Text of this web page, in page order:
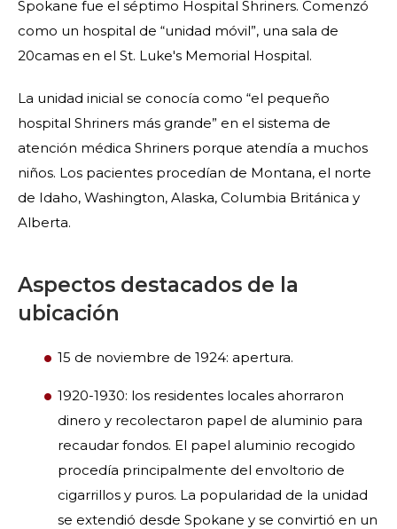
Spokane fue el séptimo Hospital Shriners. Comenzó
como un hospital de “unidad móvil”, una sala de
20camas en el St. Luke's Memorial Hospital.
La unidad inicial se conocía como “el pequeño
hospital Shriners más grande” en el sistema de
atención médica Shriners porque atendía a muchos
niños. Los pacientes procedían de Montana, el norte
de Idaho, Washington, Alaska, Columbia Británica y
Alberta.
Aspectos destacados de la
ubicación
15 de noviembre de 1924: apertura.
1920-1930: los residentes locales ahorraron
dinero y recolectaron papel de aluminio para
recaudar fondos. El papel aluminio recogido
procedía principalmente del envoltorio de
cigarrillos y puros. La popularidad de la unidad
se extendió desde Spokane y se convirtió en un